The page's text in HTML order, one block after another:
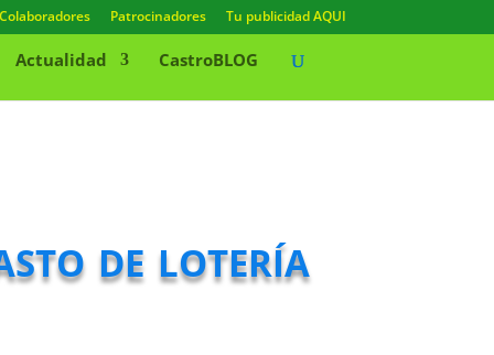
Colaboradores Patrocinadores Tu publicidad AQUI
Actualidad CastroBLOG
de lotería